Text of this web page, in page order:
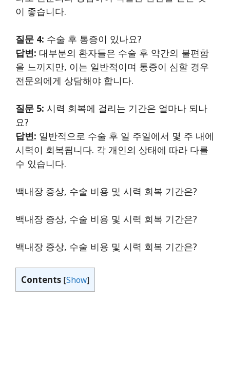
이 좋습니다.
질문 4: 수술 후 통증이 있나요?
답변: 대부분의 환자들은 수술 후 약간의 불편함
을 느끼지만, 이는 일반적이며 통증이 심할 경우
전문의에게 상담해야 합니다.
질문 5: 시력 회복에 걸리는 기간은 얼마나 되나
요?
답변: 일반적으로 수술 후 일 주일에서 몇 주 내에
시력이 회복됩니다. 각 개인의 상태에 따라 다를
수 있습니다.
백내장 증상, 수술 비용 및 시력 회복 기간은?
백내장 증상, 수술 비용 및 시력 회복 기간은?
백내장 증상, 수술 비용 및 시력 회복 기간은?
Contents [Show]